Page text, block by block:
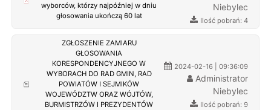
wyborców, którzy najpóźniej w dniu
głosowania ukończą 60 lat
Niebylec
Ilość pobrań: 4
ZGŁOSZENIE ZAMIARU
GŁOSOWANIA
KORESPONDENCYJNEGO W
WYBORACH DO RAD GMIN, RAD
POWIATÓW I SEJMIKÓW
WOJEWÓDZTW ORAZ WÓJTÓW,
BURMISTRZÓW I PREZYDENTÓW
2024-02-16 | 09:36:09
Administrator
Niebylec
Ilość pobrań: 9